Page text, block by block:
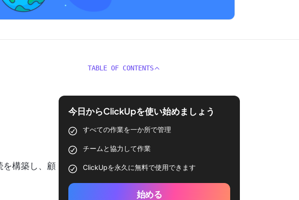
を構築し、顧
TABLE OF CONTENTS
今日からClickUpを使い始めましょう
すべての作業を一か所で管理
チームと協力して作業
ClickUpを永久に無料で使用できます
始める